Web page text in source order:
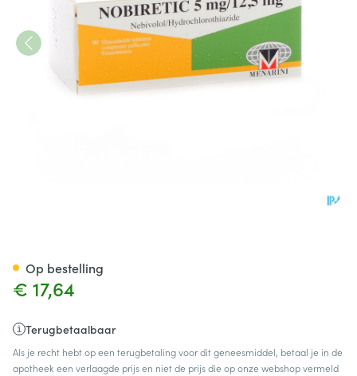
€ 17,64
Terugbetaalbaar
Als je recht hebt op een terugbetaling voor dit geneesmiddel, betaal je in de
apotheek een verlaagde prijs en niet de prijs die op onze webshop vermeld
Op bestelling